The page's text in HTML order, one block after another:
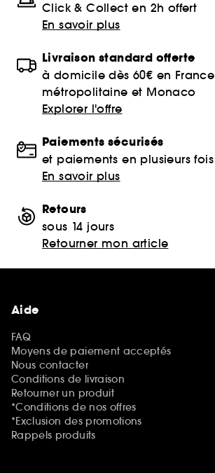
Click & Collect en 2h offert
En savoir plus
Livraison standard offerte
à domicile dès 60€ en France
métropolitaine et Monaco
Explorer l'offre
Paiements sécurisés
et paiements en plusieurs fois
En savoir plus
Retours
sous 14 jours
Retourner mon article
Aide
FAQ
Moyens de paiement acceptés
Nous contacter
Conditions de livraison
Retourner un produit
*Conditions de nos offres
*Exclusion des promotions
Rappels produits